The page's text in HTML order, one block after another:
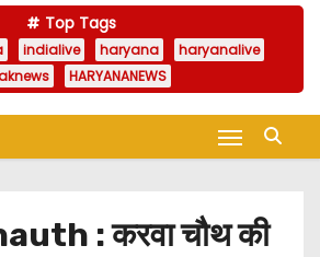
Top Tags
indialive haryana
haryanalive
HARYANANEWS
: करवा चौथ की